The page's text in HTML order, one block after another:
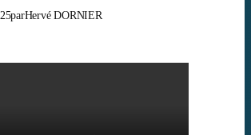
parHervé DORNIER